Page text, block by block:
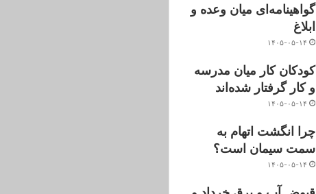
گواهینامه‌ای میان وعده و
ابلاغ
۱۴۰۵-۰۵-۱۴
کودکان کار میان مدرسه
و کار گرفتار شده‌اند
۱۴۰۵-۰۵-۱۴
چرا انگشت اتهام به
سمت سیمان است؟
۱۴۰۵-۰۵-۱۴